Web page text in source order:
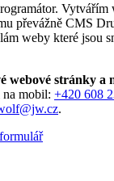
Vytvářím
převážně CMS
weby které jsou
webové stránky a
mobil: +420 608
.